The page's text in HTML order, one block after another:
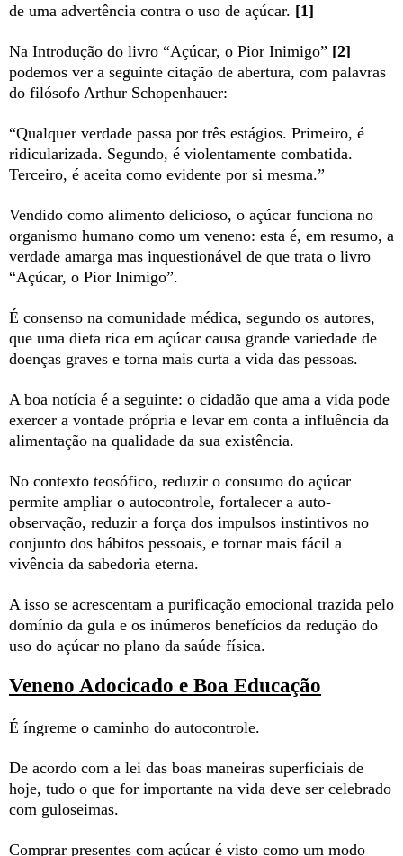
de uma advertência contra o uso de açúcar. [1]
Na Introdução do livro “Açúcar, o Pior Inimigo” [2]
podemos ver a seguinte citação de abertura, com palavras
do filósofo Arthur Schopenhauer:
“Qualquer verdade passa por três estágios. Primeiro, é
ridicularizada. Segundo, é violentamente combatida.
Terceiro, é aceita como evidente por si mesma.”
Vendido como alimento delicioso, o açúcar funciona no
organismo humano como um veneno: esta é, em resumo, a
verdade amarga mas inquestionável de que trata o livro
“Açúcar, o Pior Inimigo”.
É consenso na comunidade médica, segundo os autores,
que uma dieta rica em açúcar causa grande variedade de
doenças graves e torna mais curta a vida das pessoas.
A boa notícia é a seguinte: o cidadão que ama a vida pode
exercer a vontade própria e levar em conta a influência da
alimentação na qualidade da sua existência.
No contexto teosófico, reduzir o consumo do açúcar
permite ampliar o autocontrole, fortalecer a auto-
observação, reduzir a força dos impulsos instintivos no
conjunto dos hábitos pessoais, e tornar mais fácil a
vivência da sabedoria eterna.
A isso se acrescentam a purificação emocional trazida pelo
domínio da gula e os inúmeros benefícios da redução do
uso do açúcar no plano da saúde física.
Veneno Adocicado e Boa Educação
É íngreme o caminho do autocontrole.
De acordo com a lei das boas maneiras superficiais de
hoje, tudo o que for importante na vida deve ser celebrado
com guloseimas.
Comprar presentes com açúcar é visto como um modo